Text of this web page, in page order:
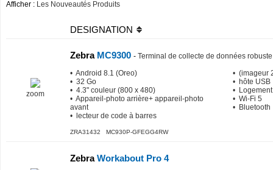
Afficher : Les Nouveautés Produits
DESIGNATION
zoom
ZebraMC9300 - Terminal de collecte de données robuste
• Android 8.1 (Oreo)
• 32 Go
• 4.3" couleur (800 x 480)
• Appareil-photo arrière+ appareil-photo
avant
• lecteur de code à barres
• (imageur
• hôte USB
•
• Wi-Fi 5
• Bluetooth
ZRA31432 MC930P-GFEGG4RW
ZebraWorkabout Pro 4